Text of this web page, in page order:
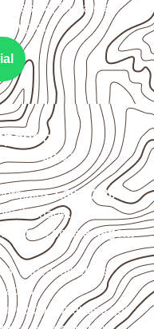
formato e
formatosão
1,60 × 2,20 m e
com aselagem
chuva, umidade
qualquer uso que